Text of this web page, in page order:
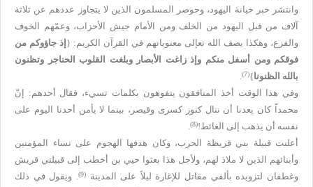
وانتشر خبر خيانة اليهود، وحوصر المسلمون الذين لا يتجاوز عددهم عن ثلاثة
آلاف من قبل اليهود من الخلف ومن الأمام جيش الأحزاب، وعمّهم الخوف
والفزع، وهكذا يصف الله تعإلى معنوياتهم في القرآن الكريم: { إذ جاؤوكم من
فوقكم ومن أسفل منكم وإذ زاغت الأبصار وبلغت القلوب الحناجر وتظنون
بالله الظنونا}
(7)
.
وفي هذا الوقت أخذ المنافقون يتفوهون بكلمات تسيء، فقال أحدهم: إنّ
محمداً كان يعدنا أن ننال كنوز كسرى وقيصر، بينما لا يأمن أحدنا اليوم على
نفسه أن يذهب إلى الغائط!(8)
.
أعلنت قبيلة بني قريظة الحرب، وكان هدفها الهجوم على نساء المؤمنين
وأبنائهم الذين لا ملاذ لهم، ولأجل هذا بعثوا حيي بن أخطب إلى قبيلتي قريش
وغطفان لتزويده بألفي مقاتل للإغارة ليلاً على المدينة
(9)
. ويقول في ذلك